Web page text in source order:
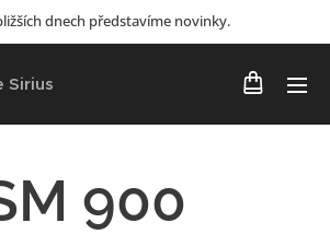
dnech představíme novinky.
Sirius
900